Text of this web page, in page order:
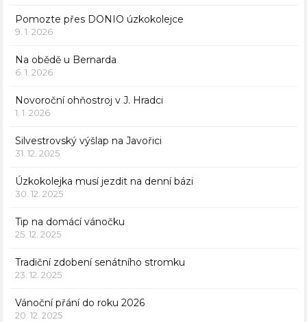
Pomozte přes DONIO úzkokolejce
9. 1. 2026
Na obědě u Bernarda
6. 1. 2026
Novoroční ohňostroj v J. Hradci
1. 1. 2026
Silvestrovský výšlap na Javořici
31. 12. 2025
Úzkokolejka musí jezdit na denní bázi
30. 12. 2025
Tip na domácí vánočku
25. 12. 2025
Tradiční zdobení senátního stromku
23. 12. 2025
Vánoční přání do roku 2026
20. 12. 2025